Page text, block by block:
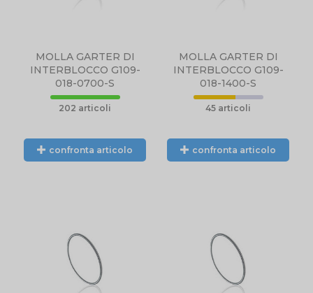
MOLLA GARTER DI
INTERBLOCCO G109-
018-0700-S
202 articoli
confronta articolo
MOLLA GARTER DI
INTERBLOCCO G109-
018-1400-S
45 articoli
confronta articolo